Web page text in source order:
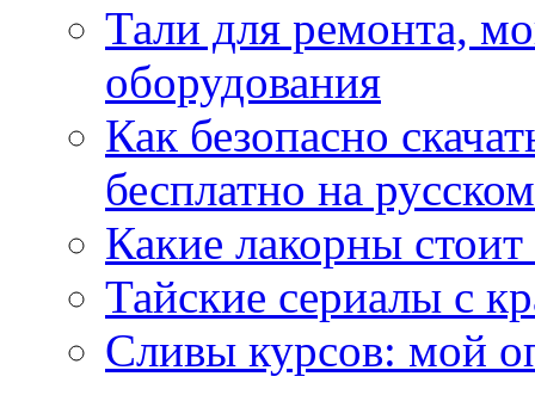
Тали для ремонта,
оборудования
Как безопасно
бесплатно на
Какие лакорны
Тайские сериалы с
Сливы курсов: мой